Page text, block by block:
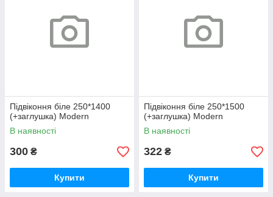
Підвіконня біле 250*1400
(+заглушка) Modern
В наявності
300 ₴
Купити
Підвіконня біле 250*1500
(+заглушка) Modern
В наявності
322 ₴
Купити